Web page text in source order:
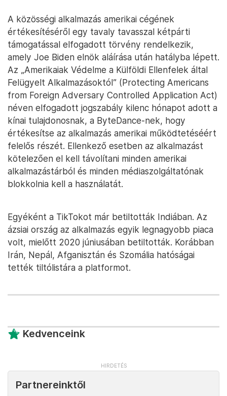
A közösségi alkalmazás amerikai cégének
értékesítéséről egy tavaly tavasszal kétpárti
támogatással elfogadott törvény rendelkezik,
amely Joe Biden elnök aláírása után hatályba lépett.
Az „Amerikaiak Védelme a Külföldi Ellenfelek által
Felügyelt Alkalmazásoktól” (Protecting Americans
from Foreign Adversary Controlled Application Act)
néven elfogadott jogszabály kilenc hónapot adott a
kínai tulajdonosnak, a ByteDance-nek, hogy
értékesítse az alkalmazás amerikai működtetéséért
felelős részét. Ellenkező esetben az alkalmazást
kötelezően el kell távolítani minden amerikai
alkalmazástárból és minden médiaszolgáltatónak
blokkolnia kell a használatát.
Egyéként a TikTokot már betiltották Indiában. Az
ázsiai ország az alkalmazás egyik legnagyobb piaca
volt, mielőtt 2020 júniusában betiltották. Korábban
Irán, Nepál, Afganisztán és Szomália hatóságai
tették tiltólistára a platformot.
Kedvenceink
Partnereinktől